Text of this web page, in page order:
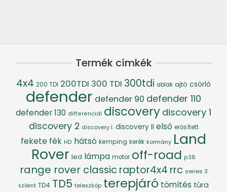
Termék címkék
4x4 200 TDI 200TDI 300 TDI 300tdi ablak ajtó csörlő
defender defender 90 defender 110
defender 130 differenciál discovery discovery 1
discovery 2 discovery I. discovery II első erősített
fekete fék HD hátsó kemping kerék kormány Land
Rover led lámpa motor off-road p38
range rover classic raptor4x4 rrc series 3
szilent TD4 TD5 teleszkóp terepjáró tömítés túra